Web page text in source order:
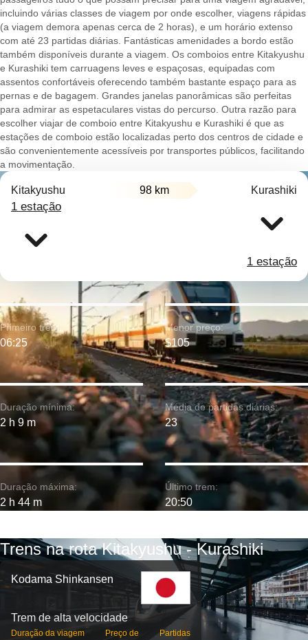
incluindo várias classes de viagem por onde escolher, viagens rápidas
(a viagem demora apenas cerca de 2 horas), e um horário extenso
com até 23 partidas diárias. Fantásticas amenidades a bordo estão
também disponíveis durante a viagem. Os comboios entre Kitakyushu
e Kurashiki tem carruagens leves e espaçosas, equipadas com
assentos confortáveis oferecendo também bastante espaço para as
pernas e de bagagem. Grandes janelas panorâmicas são perfeitas
para admirar as espetaculares vistas do percurso. Outra razão para
escolher viajar de comboio entre Kitakyushu e Kurashiki é que as
estações de comboio estão localizadas perto dos centros de cidade e
são convenientemente acessíveis por transportes públicos, facilitando
a movimentação.
Kitakyushu 98 km Kurashiki
1 estação
1 estação
Duração mínima:
2 h 9 m
Primeiro trem:
06:25
Duração máxima:
2 h 44 m
Menor preço:
$105
Média de partidas diárias:
23
Último trem:
20:50
Trens na rota Kitakyushu - Kurashiki
Kodama Shinkansen
Trem de alta velocidade
Duração da viagem Preço de Partidas